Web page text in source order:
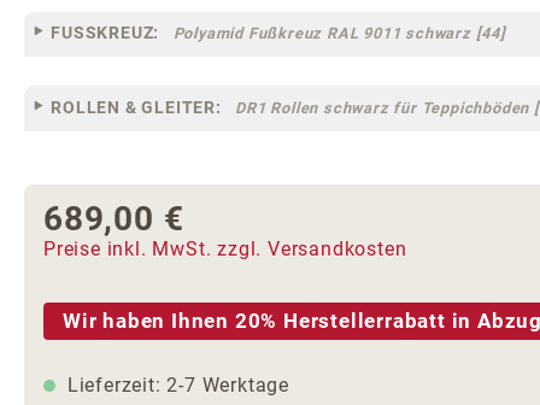
FUSSKREUZ: Polyamid Fußkreuz RAL 9011 schwarz [44]
ROLLEN & GLEITER: DR1 Rollen schwarz für Teppichböden
Regulärer Preis:
689,00 €
Preise inkl. MwSt. zzgl. Versandkosten
Wir haben Ihnen 20% Herstellerrabatt in
Lieferzeit: 2-7 Werktage